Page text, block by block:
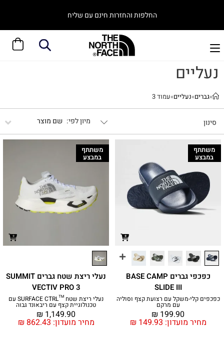
החלפות והחזרות חינם עם שליח
נעליים
»גברים»נעליים»עמוד 3
סינון שם מוצר
משתתף
במבצע
כפכפי גברים BASE CAMP
SLIDE III
כפכפים קלי-משקל עם רצועת קצף וסוליה
עם מרקם
מחיר מועדון: ₪ 149.93
₪ 199.90
משתתף
במבצע
נעלי ריצת שטח גברים SUMMIT
VECTIV PRO 3
נעלי ריצת שטח SURFACE CTRL™‎ עם
טכנולוגיית קצף עם ריבאונד גבוה
מחיר מועדון: ₪ 862.43
₪ 1,149.90